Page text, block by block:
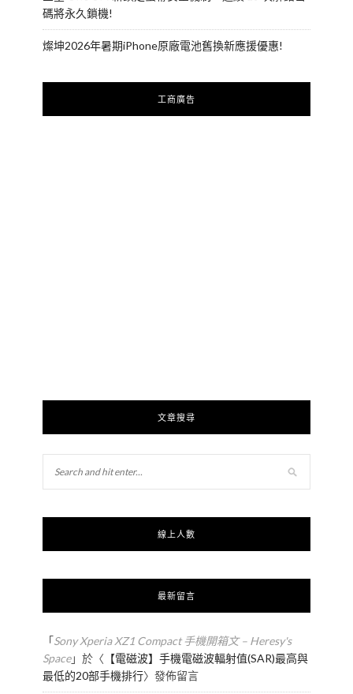
碼將永久鎖機!
燦坤2026年暑期iPhone原廠電池舊換新應援優惠!
工商廣告
文章搜尋
線上人數
最新留言
「Sony Xperia XZ1 Compact 手機開箱文 – Heresy's
Space」於〈 【電磁波】手機電磁波輻射值(SAR)最高與
最低的20部手機排行〉發佈留言